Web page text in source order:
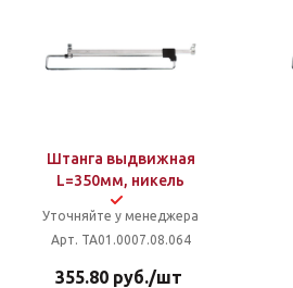
Штанга выдвижная
L=350мм, никель
Уточняйте у менеджера
Арт. TA01.0007.08.064
355.80руб./шт